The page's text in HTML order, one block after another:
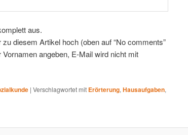
aus.
diesem Artikel hoch (oben auf “No comments”
angeben, E-Mail wird nicht mit
| Verschlagwortet mit Erörterung, Hausaufgaben,